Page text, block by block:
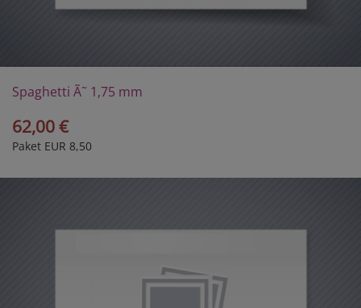
Spaghetti Ã˜ 1,75 mm
62,00 €
Paket EUR 8,50